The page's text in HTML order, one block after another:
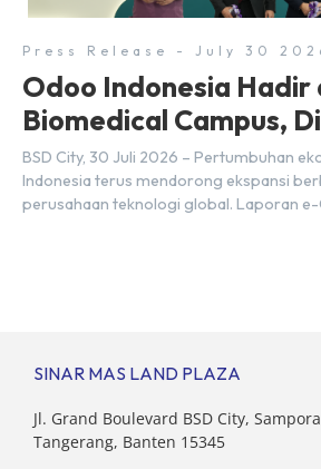
daya […]
Press Release - July 30
Odoo Indonesia Hadir
Biomedical Campus,
Hub, BSD City
BSD City, 30 Juli 2026 – Pertumbuhan
Indonesia terus mendorong ekspansi
perusahaan teknologi global. Laporan e-
SINAR MAS LAND PLAZA
Jl. Grand Boulevard BSD City,
Tangerang, Banten 15345